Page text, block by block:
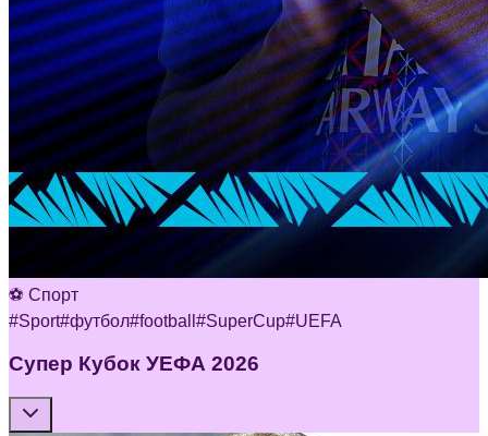
⚽ Спорт
#Sport#футбол#football #SuperCup#UEFA
Супер Кубок УЕФА 2026